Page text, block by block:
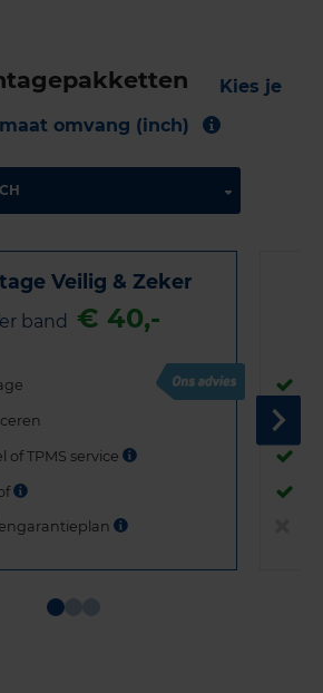
Kies je
omvang (inch)
Veilig & Zeker
band € 40,-
of TPMS service